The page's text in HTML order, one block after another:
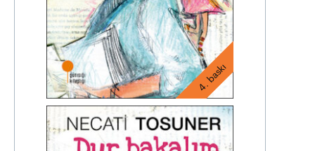
4. baskı